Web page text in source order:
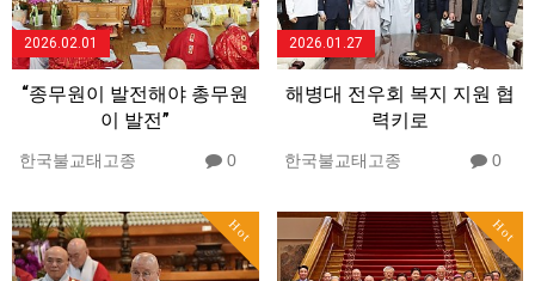
2026.02.01
“종무원이 발전해야 총무원
이 발전”
한국불교태고종 0
2026.01.27
해병대 전우회 복지 지원 협
력키로
한국불교태고종 0
Hot Hot